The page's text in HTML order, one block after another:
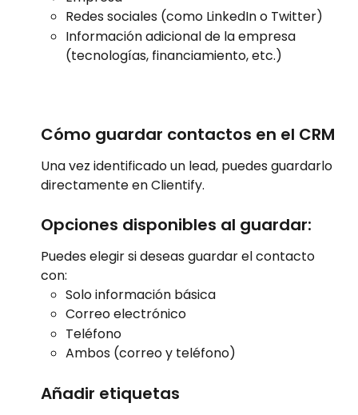
Redes sociales (como LinkedIn o Twitter)
Información adicional de la empresa
(tecnologías, financiamiento, etc.)
Cómo guardar contactos en el CRM
Una vez identificado un lead, puedes guardarlo
directamente en Clientify.
Opciones disponibles al guardar:
Puedes elegir si deseas guardar el contacto
con:
Solo información básica
Correo electrónico
Teléfono
Ambos (correo y teléfono)
Añadir etiquetas